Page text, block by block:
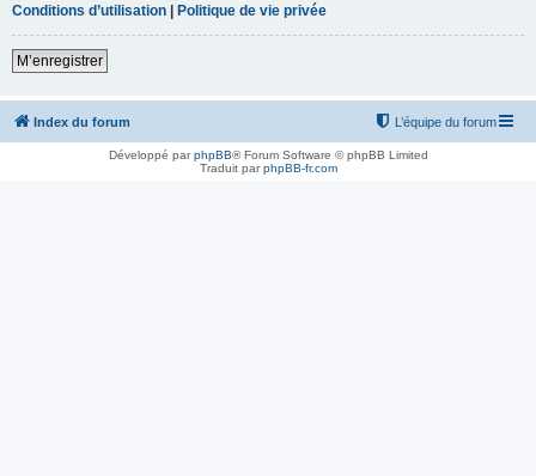
Conditions d’utilisation | Politique de vie privée
M’enregistrer
Index du forum L’équipe du forum
Développé parphpBB® Forum Software © phpBB Limited
Traduit parphpBB-fr.com